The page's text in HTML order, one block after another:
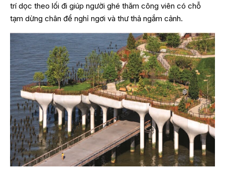
trí dọc theo lối đi giúp người ghé thăm công viên có chỗ
tạm dừng chân để nghỉ ngơi và thư thả ngắm cảnh.